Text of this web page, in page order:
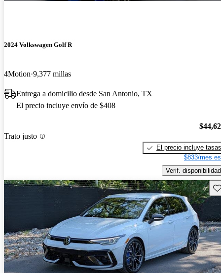
2024 Volkswagen Golf R
4Motion 9,377 millas
Entrega a domicilio desde San Antonio, TX
El precio incluye envío de $408
Trato justo
El precio incluye tasas
$833/mes
Verif. disponibilidad